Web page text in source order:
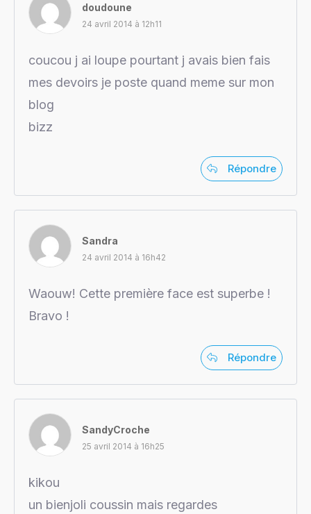
doudoune
24 avril 2014 à 12h11
coucou j ai loupe pourtant j avais bien fais
mes devoirs je poste quand meme sur mon
blog
bizz
Répondre
Sandra
24 avril 2014 à 16h42
Waouw! Cette première face est superbe !
Bravo !
Répondre
SandyCroche
25 avril 2014 à 16h25
kikou
un bienjoli coussin mais regardes